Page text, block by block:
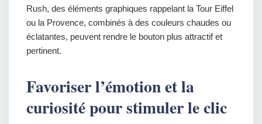
Rush, des éléments graphiques rappelant la Tour Eiffel
ou la Provence, combinés à des couleurs chaudes ou
éclatantes, peuvent rendre le bouton plus attractif et
pertinent.
Favoriser l’émotion et la
curiosité pour stimuler le clic